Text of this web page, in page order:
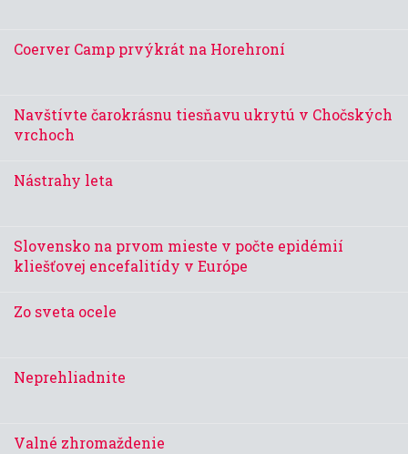
Coerver Camp prvýkrát na Horehroní
Navštívte čarokrásnu tiesňavu ukrytú v Chočských
vrchoch
Nástrahy leta
Slovensko na prvom mieste v počte epidémií
kliešťovej encefalitídy v Európe
Zo sveta ocele
Neprehliadnite
Valné zhromaždenie